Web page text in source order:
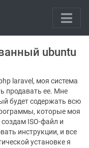
ubuntu
laravel, моя система
продавать ее. Мне
будет содержать всю
которые моя
ISO-файл и
инструкции, и все
установке я